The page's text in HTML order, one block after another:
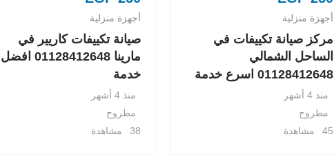
أجهزة منزلية
مركز صيانة تكييفات في
الساحل الشمالي
01128412648 اسرع خدمة
منذ 4 أشهر
مطروح
45 مشاهدة
أجهزة منزلية
صيانة تكييفات كاريير في
مارينا 01128412648 افضل
خدمة
منذ 4 أشهر
مطروح
38 مشاهدة